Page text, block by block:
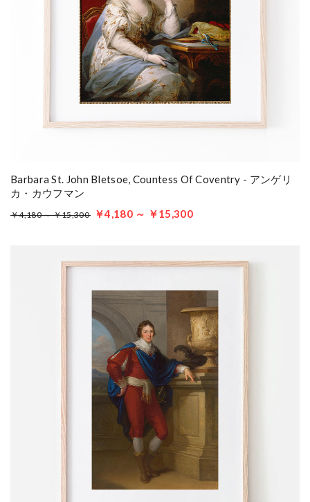
Barbara St. John Bletsoe, Countess Of Coventry - アンゲリ
カ・カウフマン
￥4,180 ～ ￥15,300 ￥4,180 ～ ￥15,300